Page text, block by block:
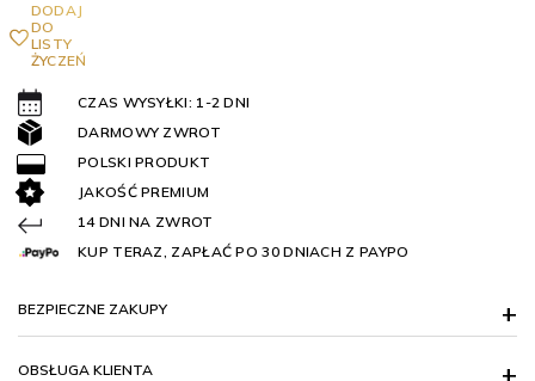
DODAJ
DO
LISTY
ŻYCZEŃ
CZAS WYSYŁKI: 1-2 DNI
DARMOWY ZWROT
POLSKI PRODUKT
JAKOŚĆ PREMIUM
14 DNI NA ZWROT
KUP TERAZ, ZAPŁAĆ PO 30 DNIACH Z PAYPO
BEZPIECZNE ZAKUPY
OBSŁUGA KLIENTA